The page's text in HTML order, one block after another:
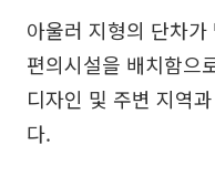
아울러 지형의 단차
편의시설을 배치함으
디자인 및 주변 지역
다.